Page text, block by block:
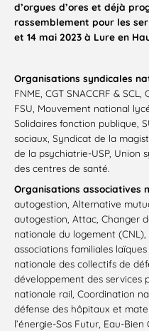
d’orgues d’ores et déjà
rassemblement pour les
et 14 mai 2023 à Lure en
Organisations syndicales
FNME, CGT SNACCRF &
FSU, Mouvement national
Solidaires fonction publique,
sociaux, Syndicat de la
de la psychiatrie-USP, Union
des centres de santé.
Organisations associatives
autogestion, Alternative
autogestion, Attac, Changer
nationale du logement
associations familiales
nationale des collectifs de
développement des services
nationale rail, Coordination
défense des hôpitaux et
l’énergie-Sos Futur, Eau-